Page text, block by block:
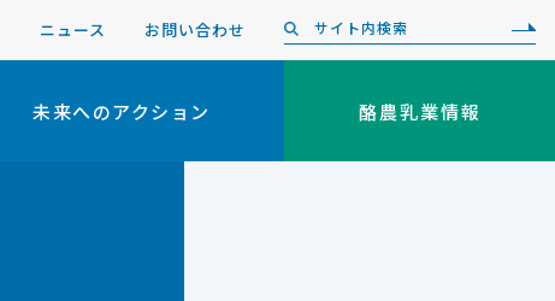
ニュース お問い合わせ
未来へのアクション 酪農乳業情報